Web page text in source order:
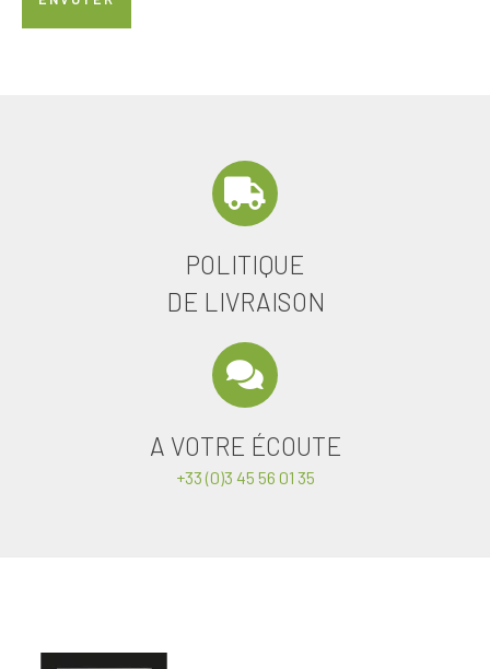
POLITIQUE
DE LIVRAISON
A VOTRE ÉCOUTE
+33 (0)3 45 56 01 35